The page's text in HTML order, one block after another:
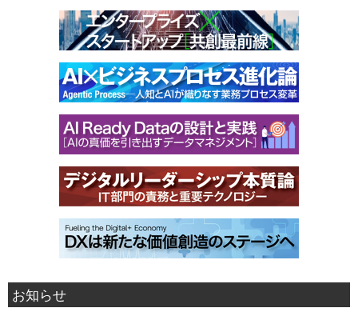
お知らせ